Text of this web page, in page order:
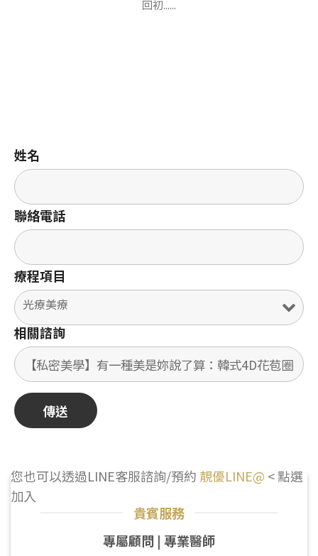
回初......
貴賓服務
專屬顧問 | 專業醫師
姓名
聯絡電話
療程項目
相關諮詢
您也可以透過LINE客服諮詢/預約 靚優LINE@ < 點選
加入